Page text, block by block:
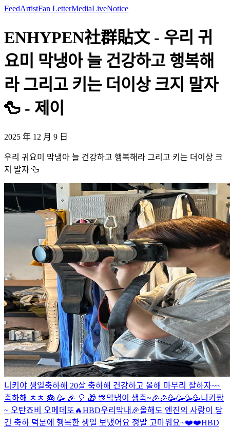
FeedArtistFan LetterMediaLiveNotice
ENHYPEN社群貼文 - 우리 귀
요미 막냉아 늘 건강하고 행복해
라 그리고 키는 더이상 크지 말자
🦆 - 제이
2025 年 12 月 9 日
우리 귀요미 막냉아 늘 건강하고 행복해라 그리고 키는 더이상 크
지 말자 🦆
니키야 생일축하해 20살 축하해 건강하고 올해 마무리 잘하자~~
축하해 ㅊㅊ 🎂 🥳 🎉 🎈 🎁 🎊막냉이 생축~🎉🎉🥳🥳🥳🥳니키짱
~ 오탄죠비 오메데또🔥HBD우리막내🎉올해도 엔진의 사랑이 담
긴 축하 덕분에 행복한 생일 보냈어요 정말 고마워요~❤️❤️HBD